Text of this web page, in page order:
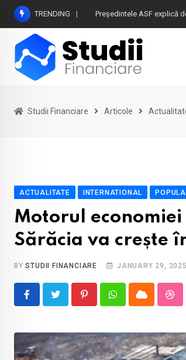
Skip
content
TRENDING Atenție la plățile în euro
Studii Financiare Articole
ACTUALITATE INTERNATIONAL
Motorul
Sărăcia va crește
BYSTUDII FINANCIARE JANUARY 29, 2025
PinterestWhatsappCloud